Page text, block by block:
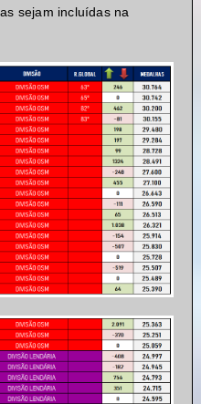
sejam incluídas na